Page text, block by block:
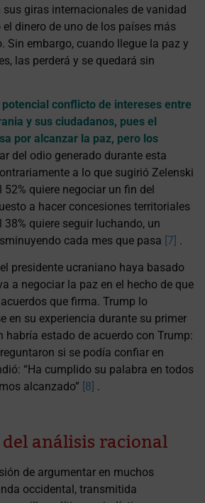
giras internacionales de vanidad
dinero de uno de los países más
Sin embargo, cuando llegue la paz y
las perderá y se quedará sin
conflicto de intereses entre
y sus ciudadanos, pues el
por alcanzar la paz, pero los
del odio generado durante esta
a lo que sugirió Zelenski
52% quiere negociar un fin del
a hacer concesiones territoriales
quiere seguir luchando, un
cada mes que pasa [7] .
presidente ucraniano haya basado
a negociar la paz en el hecho de que
que firma. Trump lo
en su experiencia durante su primer
habría estado de acuerdo con Trump:
si se podía confiar en
“Ha cumplido su palabra en todos
alcanzado” [8] .
análisis racional
de argumentar en muchos
occidental, transmitida